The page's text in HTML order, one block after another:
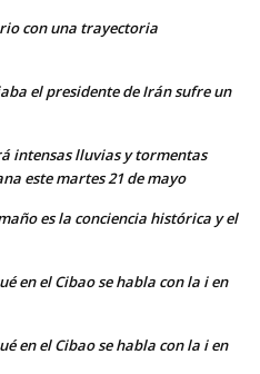
con una trayectoria
el presidente de Irán sufre un
intensas lluvias y tormentas
este martes 21 de mayo
es la conciencia histórica y el
en el Cibao se habla con la i en
en el Cibao se habla con la i en